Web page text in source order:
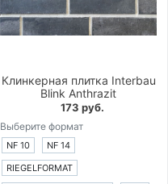
Клинкерная плитка Interbau
Blink Anthrazit
173 руб.
Выберите формат
NF 10
NF 14
RIEGELFORMAT